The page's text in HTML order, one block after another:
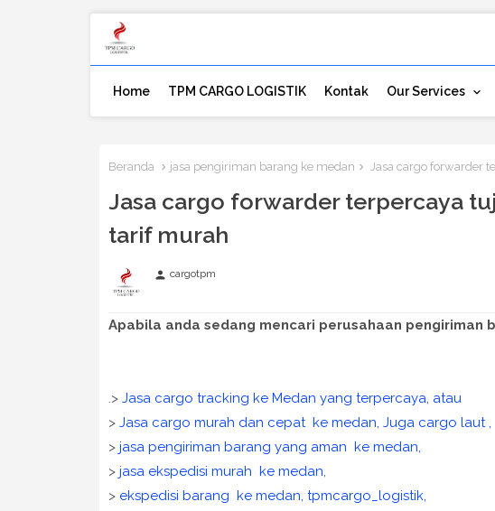
Home TPM CARGO LOGISTIK Kontak Our Services
Beranda jasa pengiriman barang ke medan Jasa cargo forwarder
Jasa cargo forwarder terpercaya
tarif murah
person cargotpm
Apabila anda sedang mencari perusahaan pengiriman
.> Jasa cargo tracking ke Medan yang terpercaya, atau
> Jasa cargo murah dan cepat ke medan, Juga cargo laut ,
> jasa pengiriman barang yang aman ke medan,
> jasa ekspedisi murah ke medan,
> ekspedisi barang ke medan, tpmcargo_logistik,